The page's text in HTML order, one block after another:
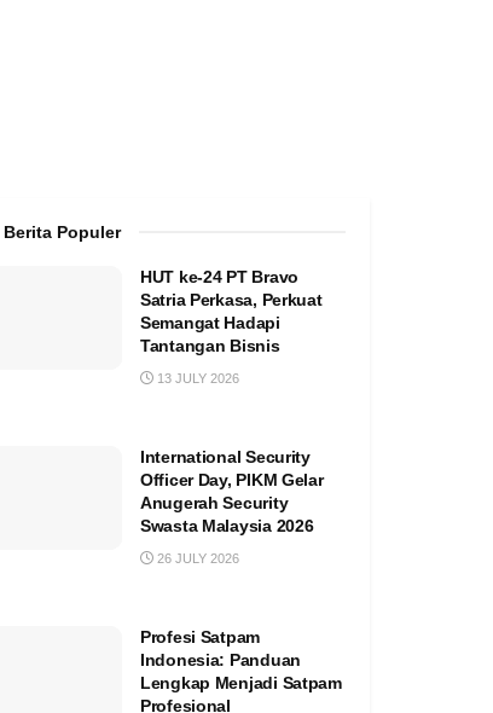
Berita Populer
HUT ke-24 PT Bravo
Satria Perkasa, Perkuat
Semangat Hadapi
Tantangan Bisnis
13 JULY 2026
International Security
Officer Day, PIKM Gelar
Anugerah Security
Swasta Malaysia 2026
26 JULY 2026
Profesi Satpam
Indonesia: Panduan
Lengkap Menjadi Satpam
Profesional